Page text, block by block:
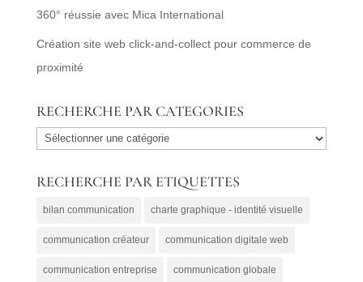
360° réussie avec Mica International
Création site web click-and-collect pour commerce de
proximité
RECHERCHE PAR CATEGORIES
RECHERCHE
CATEGORIES
RECHERCHE PAR ETIQUETTES
bilan communication charte graphique - identité visuelle
communication créateur communication digitale web
communication entreprise communication globale